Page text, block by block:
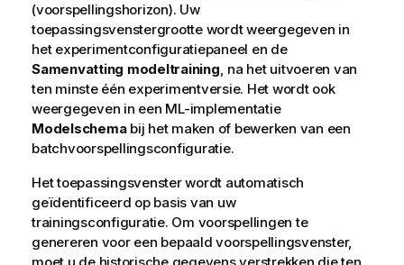
(voorspellingshorizon). Uw
toepassingsvenstergrootte wordt weergegeven in
het experimentconfiguratiepaneel en de
Samenvatting modeltraining, na het uitvoeren van
ten minste één experimentversie. Het wordt ook
weergegeven in een ML-implementatie
Modelschemabij het maken of bewerken van een
batchvoorspellingsconfiguratie.
Het toepassingsvenster wordt automatisch
geïdentificeerd op basis van uw
trainingsconfiguratie. Om voorspellingen te
genereren voor een bepaald voorspellingsvenster,